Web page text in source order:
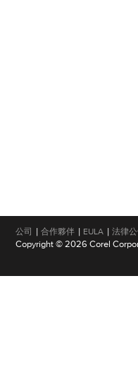
公司 | 合作夥伴 | EULA | 法律
Copyright © 2026 Corel